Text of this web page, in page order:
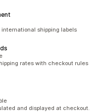
shipping labels
rates with checkout rules
and displayed at checkout.